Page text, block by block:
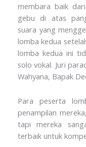
membara baik
gebu di atas
suara yang
lomba kedua
lomba kedua ini
solo vokal. Juri
Wahyana, Bapak
Para peserta
penampilan
tapi mereka
terbaik untuk